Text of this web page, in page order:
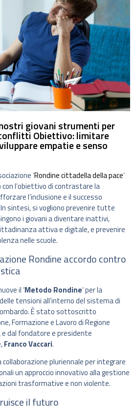
giovani strumenti per
Obiettivo: limitare
empatie e senso
‘Rondine cittadella della pace‘
l’obiettivo di contrastare la
l’inclusione e il successo
sintesi, si vogliono prevenire tutte
i giovani a diventare inattivi,
attiva e digitale, e prevenire
nelle scuole.
Rondine accordo contro
il ‘Metodo Rondine‘ per la
tensioni all’interno del sistema di
È stato sottoscritto
Formazione e Lavoro di Regione
e dal fondatore e presidente
Franco Vaccari.
pluriennale per integrare
un approccio innovativo alla gestione
trasformative e non violente.
il futuro